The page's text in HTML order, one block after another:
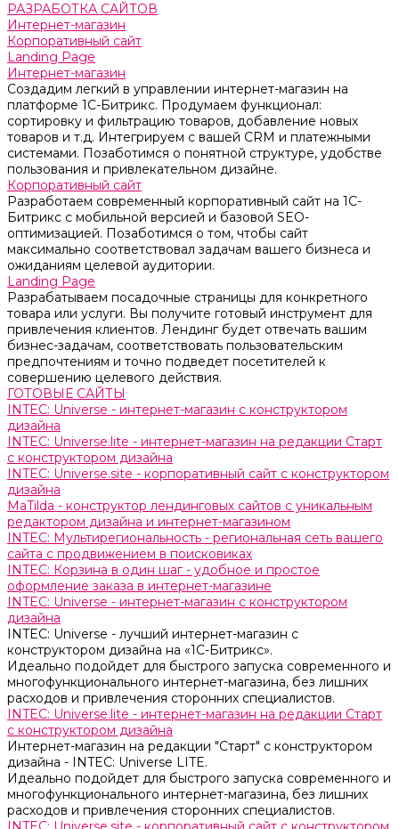
РАЗРАБОТКА САЙТОВ
Интернет-магазин
Корпоративный сайт
Landing Page
Интернет-магазин
Создадим легкий в управлении интернет-магазин на
платформе 1С-Битрикс. Продумаем функционал:
сортировку и фильтрацию товаров, добавление новых
товаров и т.д. Интегрируем с вашей CRM и платежными
системами. Позаботимся о понятной структуре, удобстве
пользования и привлекательном дизайне.
Корпоративный сайт
Разработаем современный корпоративный сайт на 1С-
Битрикс с мобильной версией и базовой SEO-
оптимизацией. Позаботимся о том, чтобы сайт
максимально соответствовал задачам вашего бизнеса и
ожиданиям целевой аудитории.
Landing Page
Разрабатываем посадочные страницы для конкретного
товара или услуги. Вы получите готовый инструмент для
привлечения клиентов. Лендинг будет отвечать вашим
бизнес-задачам, соответствовать пользовательским
предпочтениям и точно подведет посетителей к
совершению целевого действия.
ГОТОВЫЕ САЙТЫ
INTEC: Universe - интернет-магазин с конструктором
дизайна
INTEC: Universe.lite - интернет-магазин на редакции Старт
с конструктором дизайна
INTEC: Universe.site - корпоративный сайт с конструктором
дизайна
MaTilda - конструктор лендинговых сайтов с уникальным
редактором дизайна и интернет-магазином
INTEC: Мультирегиональность - региональная сеть вашего
сайта с продвижением в поисковиках
INTEC: Корзина в один шаг - удобное и простое
оформление заказа в интернет-магазине
INTEC: Universe - интернет-магазин с конструктором
дизайна
INTEC: Universe - лучший интернет-магазин с
конструктором дизайна на «1C-Битрикс».
Идеально подойдет для быстрого запуска современного и
многофункционального интернет-магазина, без лишних
расходов и привлечения сторонних специалистов.
INTEC: Universe.lite - интернет-магазин на редакции Старт
с конструктором дизайна
Интернет-магазин на редакции "Старт" с конструктором
дизайна - INTEC: Universe LITE.
Идеально подойдет для быстрого запуска современного и
многофункционального интернет-магазина, без лишних
расходов и привлечения сторонних специалистов.